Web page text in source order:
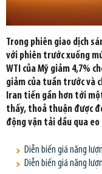
Trong phiên giao dịch
với phiên trước xuống
WTI của Mỹ giảm 4,7%
giảm của tuần trước và
Iran tiến gần hơn tới
thấy, thoả thuận được
động vận tải dầu qua
Diễn biến giá năng
Diễn biến giá năng